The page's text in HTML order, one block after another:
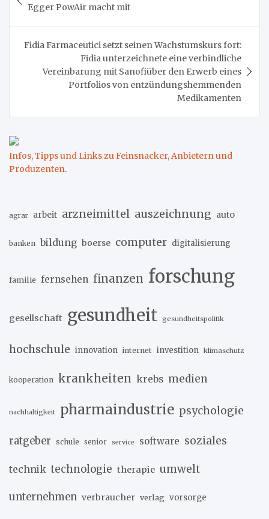
Egger PowAir macht mit
Fidia Farmaceutici setzt seinen Wachstumskurs fort:
Fidia unterzeichnete eine verbindliche
Vereinbarung mit Sanofiüber den Erwerb eines
Portfolios von entzündungshemmenden
Medikamenten
Infos, Tipps und Links zu Feinsnacker, Anbietern und
Produzenten.
agrar arbeit arzneimittel auszeichnung auto
banken bildung boerse computer digitalisierung
familie fernsehen finanzen forschung
gesellschaft gesundheit gesundheitspolitik
hochschule innovation internet investition klimaschutz
kooperation krankheiten krebs medien
nachhaltigkeit pharmaindustrie psychologie
ratgeber schule senior service software soziales
technik technologie therapie umwelt
unternehmen verbraucher verlag vorsorge